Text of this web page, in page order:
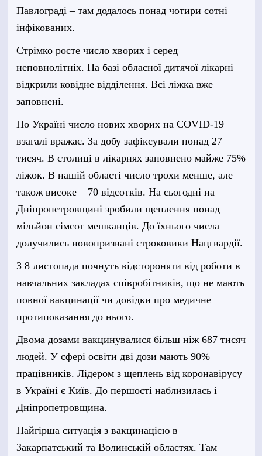
Павлограді – там додалось понад чотири сотні
інфікованих.
Стрімко росте число хворих і серед
неповнолітніх. На базі обласної дитячої лікарні
відкрили ковідне відділення. Всі ліжка вже
заповнені.
По Україні число нових хворих на COVID-19
взагалі вражає. За добу зафіксували понад 27
тисяч. В столиці в лікарнях заповнено майже 75%
ліжок. В нашій області число трохи менше, але
також високе – 70 відсотків. На сьогодні на
Дніпропетровщині зробили щеплення понад
мільйон сімсот мешканців. До їхнього числа
долучились новопризвані строковики Нацгвардії.
З 8 листопада почнуть відстороняти від роботи в
навчальних закладах співробітників, що не мають
повної вакцинації чи довідки про медичне
протипоказання до нього.
Двома дозами вакцинувалися більш ніж 687 тисяч
людей. У сфері освіти дві дози мають 90%
працівників. Лідером з щеплень від коронавірусу
в Україні є Київ. До першості наблизилась і
Дніпропетровщина.
Найгірша ситуація з вакцинацією в
Закарпатський та Волинській областях. Там